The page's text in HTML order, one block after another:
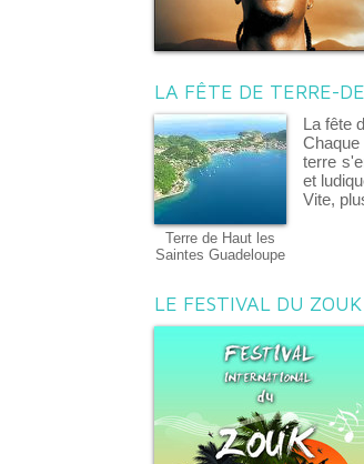
LA FÊTE DE TERRE-
Terre de Haut les
Saintes Guadeloupe
La fête
terre
et
Vite,
LE FESTIVAL DU